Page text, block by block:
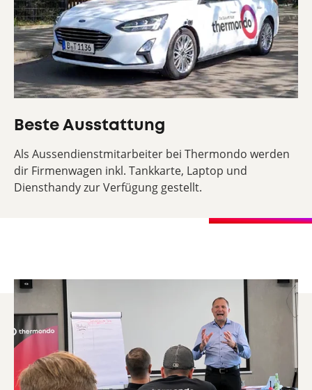
Beste Ausstattung
Als Aussendienstmitarbeiter bei Thermondo werden
dir Firmenwagen inkl. Tankkarte, Laptop und
Diensthandy zur Verfügung gestellt.